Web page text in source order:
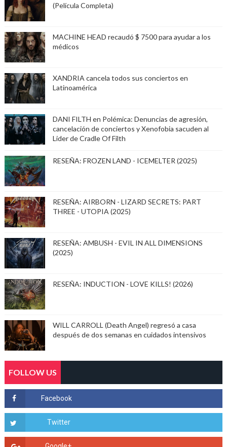
(Película Completa)
MACHINE HEAD recaudó $ 7500 para ayudar a los
médicos
XANDRIA cancela todos sus conciertos en
Latinoamérica
DANI FILTH en Polémica: Denuncias de agresión,
cancelación de conciertos y Xenofobia sacuden al
Lider de Cradle Of Filth
RESEÑA: FROZEN LAND - ICEMELTER (2025)
RESEÑA: AIRBORN - LIZARD SECRETS: PART
THREE - UTOPIA (2025)
RESEÑA: AMBUSH - EVIL IN ALL DIMENSIONS
(2025)
RESEÑA: INDUCTION - LOVE KILLS! (2026)
WILL CARROLL (Death Angel) regresó a casa
después de dos semanas en cuidados intensivos
FOLLOW US